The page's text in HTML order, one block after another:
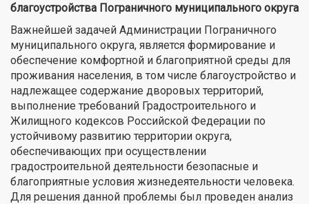
благоустройства Пограничного муниципального округа
Важнейшей задачей Администрации Пограничного
муниципального округа, является формирование и
обеспечение комфортной и благоприятной среды для
проживания населения, в том числе благоустройство и
надлежащее содержание дворовых территорий,
выполнение требований Градостроительного и
Жилищного кодексов Российской Федерации по
устойчивому развитию территории округа,
обеспечивающих при осуществлении
градостроительной деятельности безопасные и
благоприятные условия жизнедеятельности человека.
Для решения данной проблемы был проведен анализ